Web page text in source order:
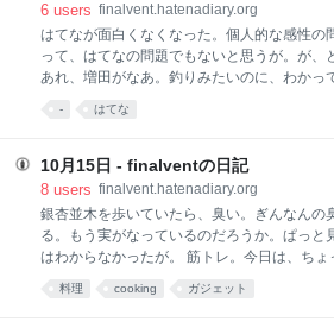
る欧州の議会選挙で、極右・極左など反EU勢
に躍進するだろう。特に気になるのが右派政
はフランスの国民戦線（FN）、英国独立党、
の急進左翼連合（SYRIZA）、そしてオランダ
「フランスでロマの女学生が学校で拘束され
スがどのように解消していくのかは注目され
状のオランド政権の対応
6 users finalvent.hatenadiary.org
はてなが面白くなくなった。個人的な感性の
って、はてなの問題でもないと思うが。が、
あれ、増田がなあ。釣りみたいのに、わかっ
だろうけど。それと、すべてが釣りというわ
いんじゃないのというか。 ルサンチマンとか
会バッシングとか、あるいは米国バッシング
の手のネタになんかうんざりしている。
- はてな
10月15日 - finalventの日記
8 users finalvent.hatenadiary.org
銀杏並木を歩いていたら、臭い。ぎんなんの
る。もう実がなっているのだろうか。ぱっと
はわからなかったが。 筋トレ。今日は、ちょ
たマシンを使った。使い慣れてない筋肉は、
うほど弱かった。ということはそれなりに、
料理 cooking ガジェット